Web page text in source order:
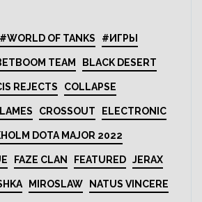
#WORLD OF TANKS #ИГРЫ
TEAM BLACK DESERT
REJECTS COLLAPSE
CROSSOUT ELECTRONIC
DOTA MAJOR 2022
FAZE CLAN FEATURED JERAX
MIROSLAW NATUS VINCERE